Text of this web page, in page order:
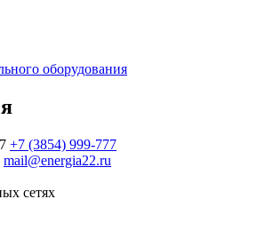
оборудования
+7 (3854) 999-777
mail@energia22.ru
сетях